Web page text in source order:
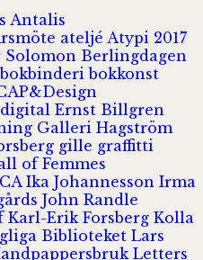
Antalis
ateljé Atypi 2017
Solomon Berlingdagen
bokbinderibokkonst
digital Ernst Billgren
Galleri Hagström
gille graffitti
of Femmes
Ika Johannesson Irma
John Randle
Karl-Erik Forsberg Kolla
Biblioteket Lars
Letters